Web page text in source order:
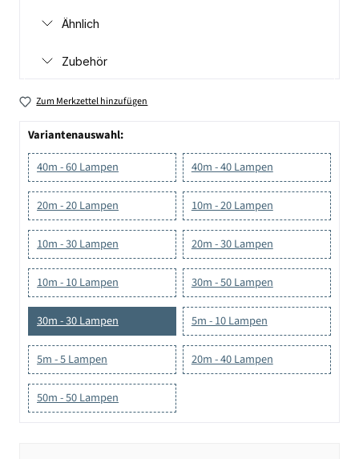
Ähnlich
Zubehör
Zum Merkzettel hinzufügen
Variantenauswahl:
40m - 60 Lampen
40m - 40 Lampen
20m - 20 Lampen 10m - 20 Lampen
10m - 30 Lampen 20m - 30 Lampen
10m - 10 Lampen 30m - 50 Lampen
30m - 30 Lampen 5m - 10 Lampen
5m - 5 Lampen 20m - 40 Lampen
50m - 50 Lampen